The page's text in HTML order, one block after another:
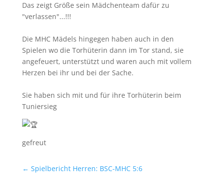
Das zeigt Größe sein Mädchenteam dafür zu
"verlassen"...!!!
Die MHC Mädels hingegen haben auch in den
Spielen wo die Torhüterin dann im Tor stand, sie
angefeuert, unterstützt und waren auch mit vollem
Herzen bei ihr und bei der Sache.
Sie haben sich mit und für ihre Torhüterin beim
Tuniersieg
gefreut
← Spielbericht Herren: BSC-MHC 5:6